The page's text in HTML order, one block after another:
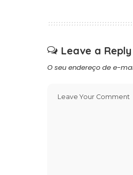
Leave a Reply
O seu endereço de e-